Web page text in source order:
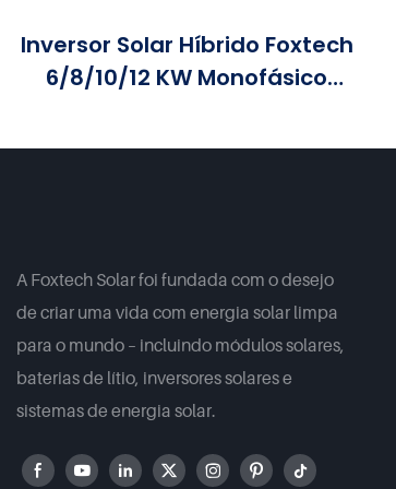
Inversor Solar Híbrido Foxtech
6/8/10/12 KW Monofásico
Suporte Para Até 9 Unidades
A Foxtech Solar foi fundada com o desejo
de criar uma vida com energia solar limpa
para o mundo – incluindo módulos solares,
baterias de lítio, inversores solares e
sistemas de energia solar.